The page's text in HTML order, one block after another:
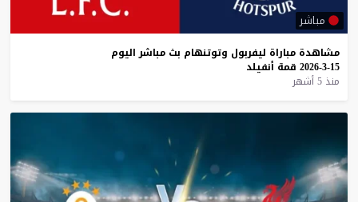
مباشر
مشاهدة مباراة ليفربول وتوتنهام بث مباشر اليوم
15-3-2026
قمة أنفيلد
منذ 5 أشهر